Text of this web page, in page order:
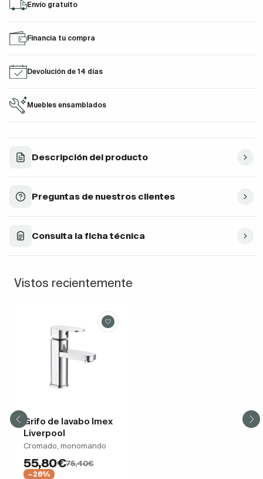
Envío gratuito
Financia tu compra
Devolución de 14 días
Muebles ensamblados
Descripción del producto
Preguntas de nuestros clientes
Consulta la ficha técnica
Vistos recientemente
Grifo de lavabo Imex
Liverpool
Cromado, monomando
55,80€75,40€
−26%